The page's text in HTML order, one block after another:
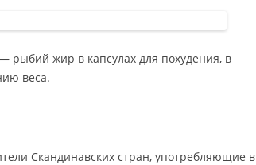
рыбий жир в капсулах для похудения, в
веса.
Скандинавских стран, употребляющие в